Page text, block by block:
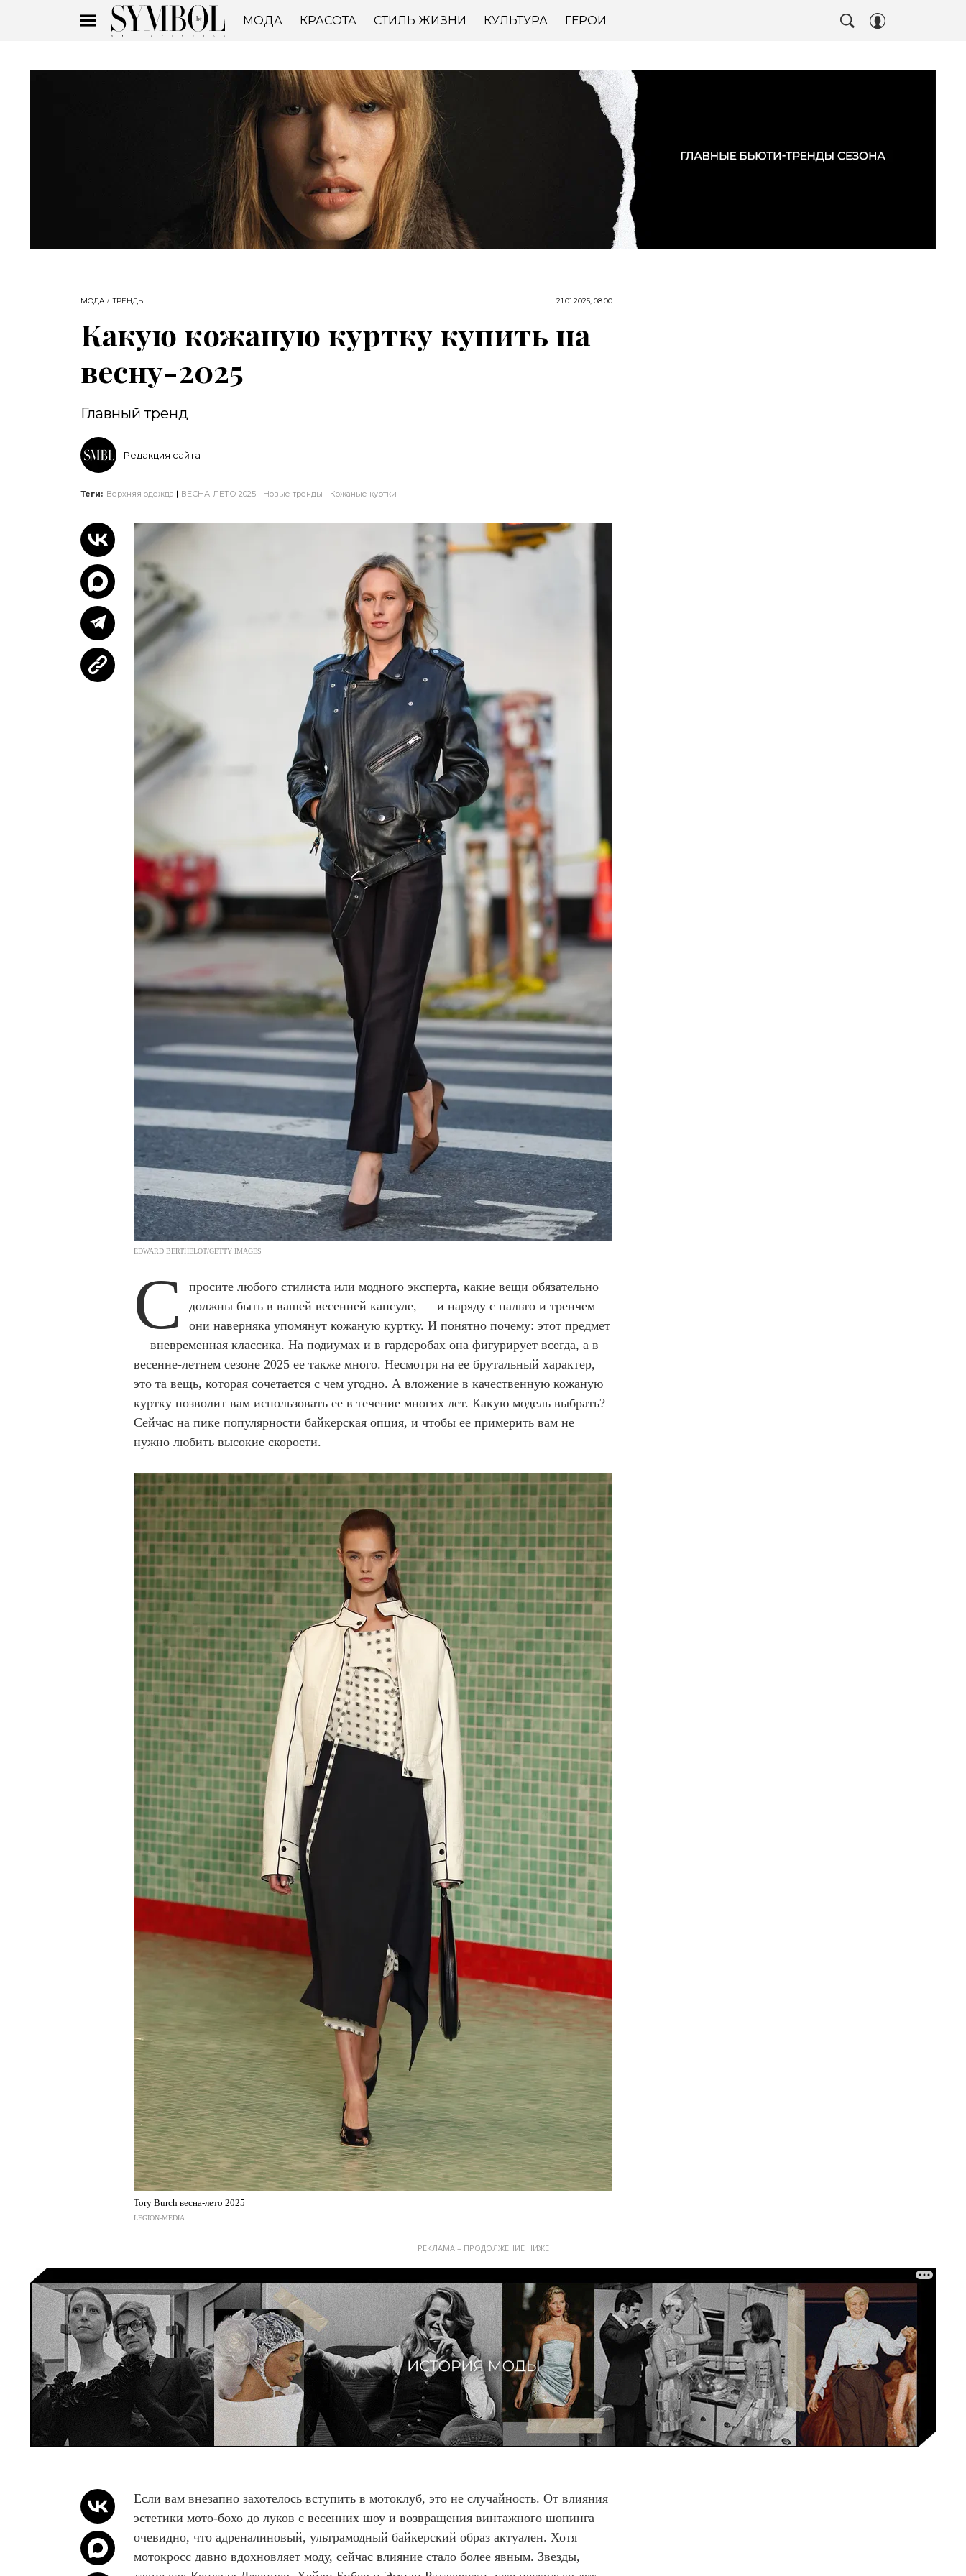
МОДА КРАСОТА СТИЛЬ ЖИЗНИ КУЛЬТУРА ГЕРОИ
МОДА ТРЕНДЫ 21.01.2025, 08:00
Какую кожаную куртку купить на
весну-2025
Главный тренд
Редакция сайта
Теги: Верхняя одежда ВЕСНА-ЛЕТО 2025 Новые тренды Кожаные куртки
EDWARD BERTHELOT/GETTY IMAGES
С
просите любого стилиста или модного эксперта, какие вещи обязательно
должны быть в вашей весенней капсуле, — и наряду с пальто и тренчем
они наверняка упомянут кожаную куртку. И понятно почему: этот предмет
— вневременная классика. На подиумах и в гардеробах она фигурирует всегда, а в
весенне-летнем сезоне 2025 ее также много. Несмотря на ее брутальный характер,
это та вещь, которая сочетается с чем угодно. А вложение в качественную кожаную
куртку позволит вам использовать ее в течение многих лет. Какую модель выбрать?
Сейчас на пике популярности байкерская опция, и чтобы ее примерить вам не
нужно любить высокие скорости.
Tory Burch весна-лето 2025
LEGION-MEDIA
РЕКЛАМА – ПРОДОЛЖЕНИЕ НИЖЕ
Если вам внезапно захотелось вступить в мотоклуб, это не случайность. От влияния
эстетики мото-бохо до луков с весенних шоу и возвращения винтажного шопинга —
очевидно, что адреналиновый, ультрамодный байкерский образ актуален. Хотя
мотокросс давно вдохновляет моду, сейчас влияние стало более явным. Звезды,